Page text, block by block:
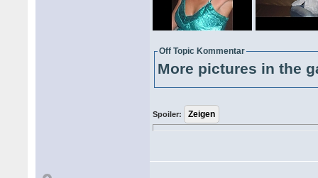
Off Topic Kommentar
More pictures in the
Spoiler: